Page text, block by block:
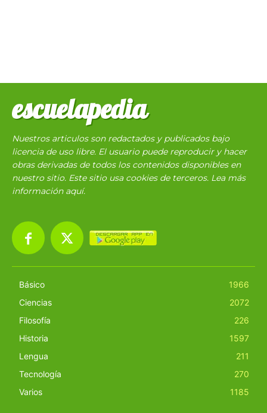
escuelapedia
Nuestros articulos son redactados y publicados bajo
licencia de uso libre. El usuario puede reproducir y hacer
obras derivadas de todos los contenidos disponibles en
nuestro sitio. Este sitio usa cookies de terceros. Lea más
información aquí.
Básico
1966
Ciencias
2072
Filosofía
226
Historia
1597
Lengua
211
Tecnología
270
Varios
1185